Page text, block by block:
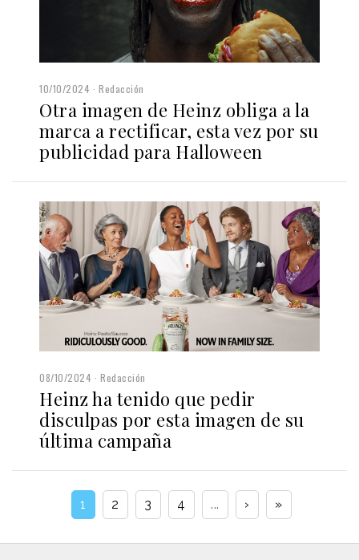
10/10/2024 Redacción
Otra imagen de Heinz obliga a la
marca a rectificar, esta vez por su
publicidad para Halloween
08/10/2024 Redacción
Heinz ha tenido que pedir
disculpas por esta imagen de su
última campaña
1 2 3 4 ... › »